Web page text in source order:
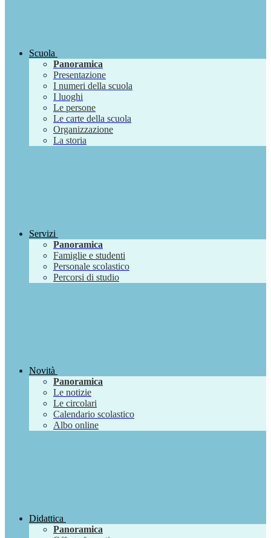
Scuola
Panoramica
Presentazione
I numeri della scuola
I luoghi
Le persone
Le carte della scuola
Organizzazione
La storia
Servizi
Panoramica
Famiglie e studenti
Personale scolastico
Percorsi di studio
Novità
Panoramica
Le notizie
Le circolari
Calendario scolastico
Albo online
Didattica
Panoramica